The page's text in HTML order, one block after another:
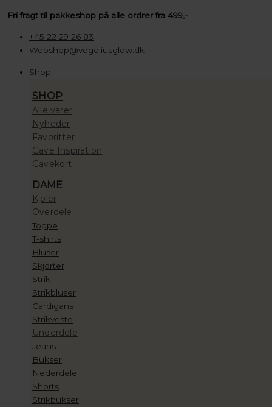
til
indholdet
Fri fragt til pakkeshop på alle ordrer fra 499,-
+45 22 29 26 83
Webshop@vogeliusglow.dk
Shop
SHOP
Alle varer
Nyheder
Favoritter
Gave Inspiration
Gavekort
DAME
Kjoler
Overdele
Toppe
T-shirts
Bluser
Skjorter
Strik
Strikbluser
Cardigans
Strikveste
Underdele
Jeans
Bukser
Nederdele
Shorts
Strikbukser
………
100,00 kr.
10.000,00 kr.